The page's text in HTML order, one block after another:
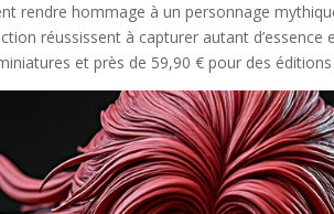
rendre hommage à un personnage
réussissent à capturer autant
et près de 59,90 € pour des éditions